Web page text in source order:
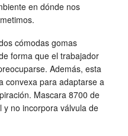
en dónde nos
cómodas gomas
forma que el trabajador
Además, esta
convexa para adaptarse a
Mascara 8700 de
y no incorpora válvula de